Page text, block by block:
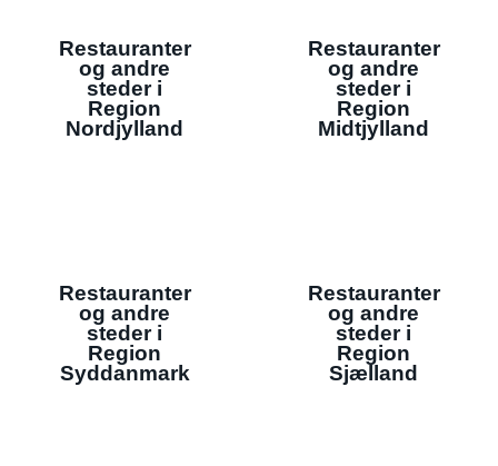
Restauranter
og andre
steder i
Region
Nordjylland
Restauranter
og andre
steder i
Region
Midtjylland
Restauranter
og andre
steder i
Region
Syddanmark
Restauranter
og andre
steder i
Region
Sjælland